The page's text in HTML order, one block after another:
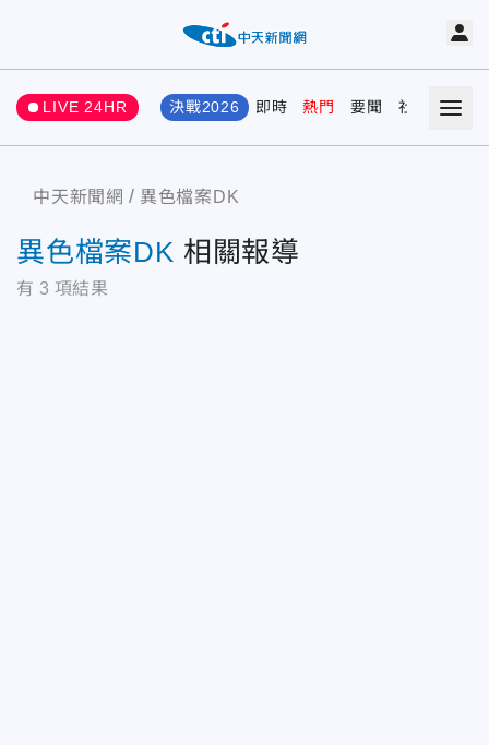
LIVE 24HR 決戰2026 即時 熱門 要聞 社會 娛樂
中天新聞網 異色檔案DK
異色檔案DK 相關報導
有 3 項結果